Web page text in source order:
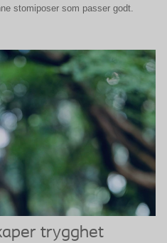
stomiposer som passer godt.
trygghet